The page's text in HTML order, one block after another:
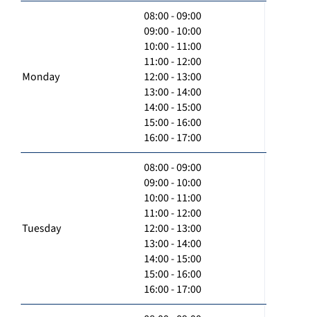
Monday
08:00 - 09:00
09:00 - 10:00
10:00 - 11:00
11:00 - 12:00
12:00 - 13:00
13:00 - 14:00
14:00 - 15:00
15:00 - 16:00
16:00 - 17:00
Tuesday
08:00 - 09:00
09:00 - 10:00
10:00 - 11:00
11:00 - 12:00
12:00 - 13:00
13:00 - 14:00
14:00 - 15:00
15:00 - 16:00
16:00 - 17:00